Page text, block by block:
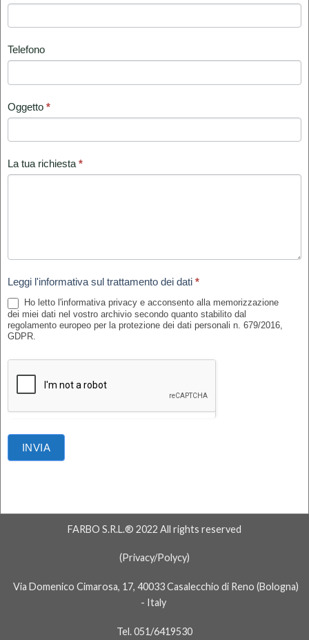
Telefono
Oggetto *
La tua richiesta *
Leggi l'informativa sul trattamento dei dati *
Ho letto l'informativa privacy e acconsento alla memorizzazione
dei miei dati nel vostro archivio secondo quanto stabilito dal
regolamento europeo per la protezione dei dati personali n. 679/2016,
GDPR.
INVIA
FARBO S.R.L.® 2022 All rights reserved
(Privacy/Polycy)
Via Domenico Cimarosa, 17, 40033 Casalecchio di Reno (Bologna)
- Italy
Tel. 051/6419530